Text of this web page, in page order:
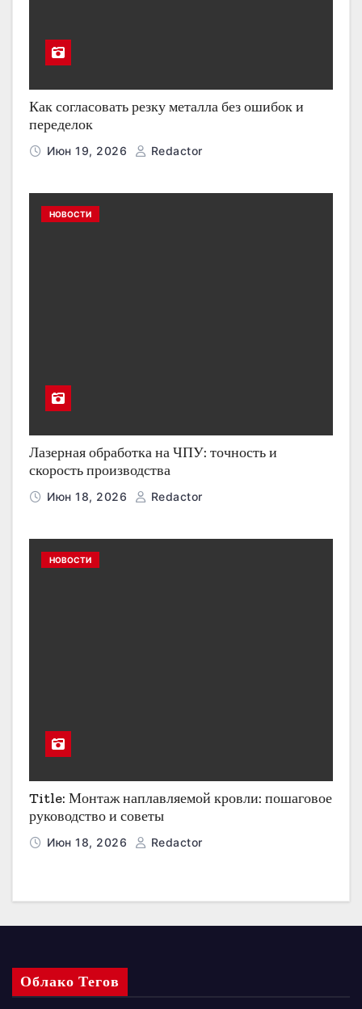
Как согласовать резку металла без ошибок и
переделок
Июн 19, 2026 Redactor
НОВОСТИ
Лазерная обработка на ЧПУ: точность и
скорость производства
Июн 18, 2026 Redactor
НОВОСТИ
Title: Монтаж наплавляемой кровли: пошаговое
руководство и советы
Июн 18, 2026 Redactor
Облако Тегов